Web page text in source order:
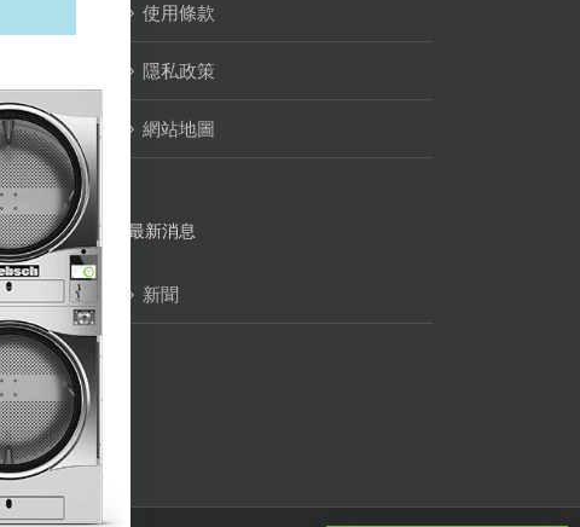
使用條款
隱私政策
網站地圖
最新消息
新聞